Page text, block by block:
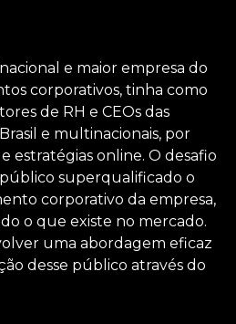
e maior empresa do
corporativos, tinha como
de RH e CEOs das
e multinacionais, por
estratégias online. O desafio
superqualificado o
corporativo da empresa,
o que existe no mercado.
uma abordagem eficaz
desse público através do